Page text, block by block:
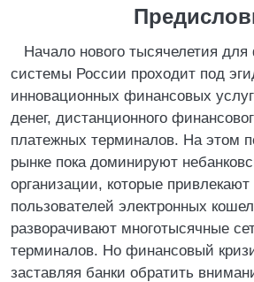
Начало нового тысячелетия
системы России проходит под
инновационных финансовых
денег, дистанционного
платежных терминалов. На этом
рынке пока доминируют
организации, которые
пользователей электронных
разворачивают многотысячные
терминалов. Но финансовый
заставляя банки обратить